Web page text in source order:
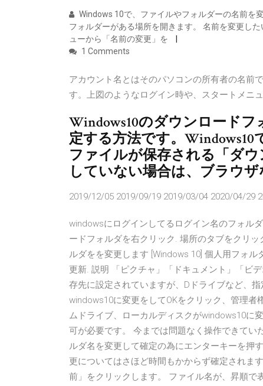
Windows 10で、ファイルやフォルダーの名前を
フォルダーがある場所を開きます。 名前を変更し
ューから「名前の変更」を
1 Comments
アカウント名とはそのパソコンの所有者の名前
す。上図のようなログイン時や、スタートメニ
Windows10のダウンロード
定する方法です。
ファイルが保存される「ダ
していない場合は、ブラウ
2019/12/05 2019/09/19 2019/03/04 2020/04/29
windowsにログインしてるログイン名のフォル
ードフォルダを右クリック. 場所のタブをクリ
ルダをを変更します [Windows 10] 個人用フォ
更新. 説明 「ピクチャ」「ドキュメント」「ビ
存先に設定されていますが、Dドライブなど、
windows10に変更をしてOKをクリック、管理
ムドライブ、ローカルディスクがwindows10に
可が必要です。 今までは問題なく操作できてい
ルダ名を変更して確定の為にエンターキーを押
更についてはさほど時間もかからず確定されま
前」をクリックします。 ファイル名が、昇順で